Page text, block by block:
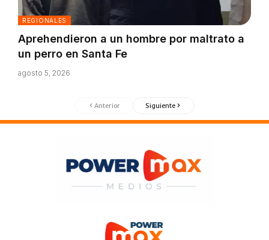
REGIONALES
Aprehendieron a un hombre por maltrato a
un perro en Santa Fe
agosto 5, 2026
Anterior Siguiente